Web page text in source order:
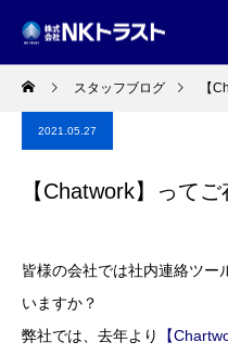
スタッフブログ 【
2021.05.27
【Chatwork】って
皆様の会社では社内連絡ツー
いますか？
弊社では、去年より
【